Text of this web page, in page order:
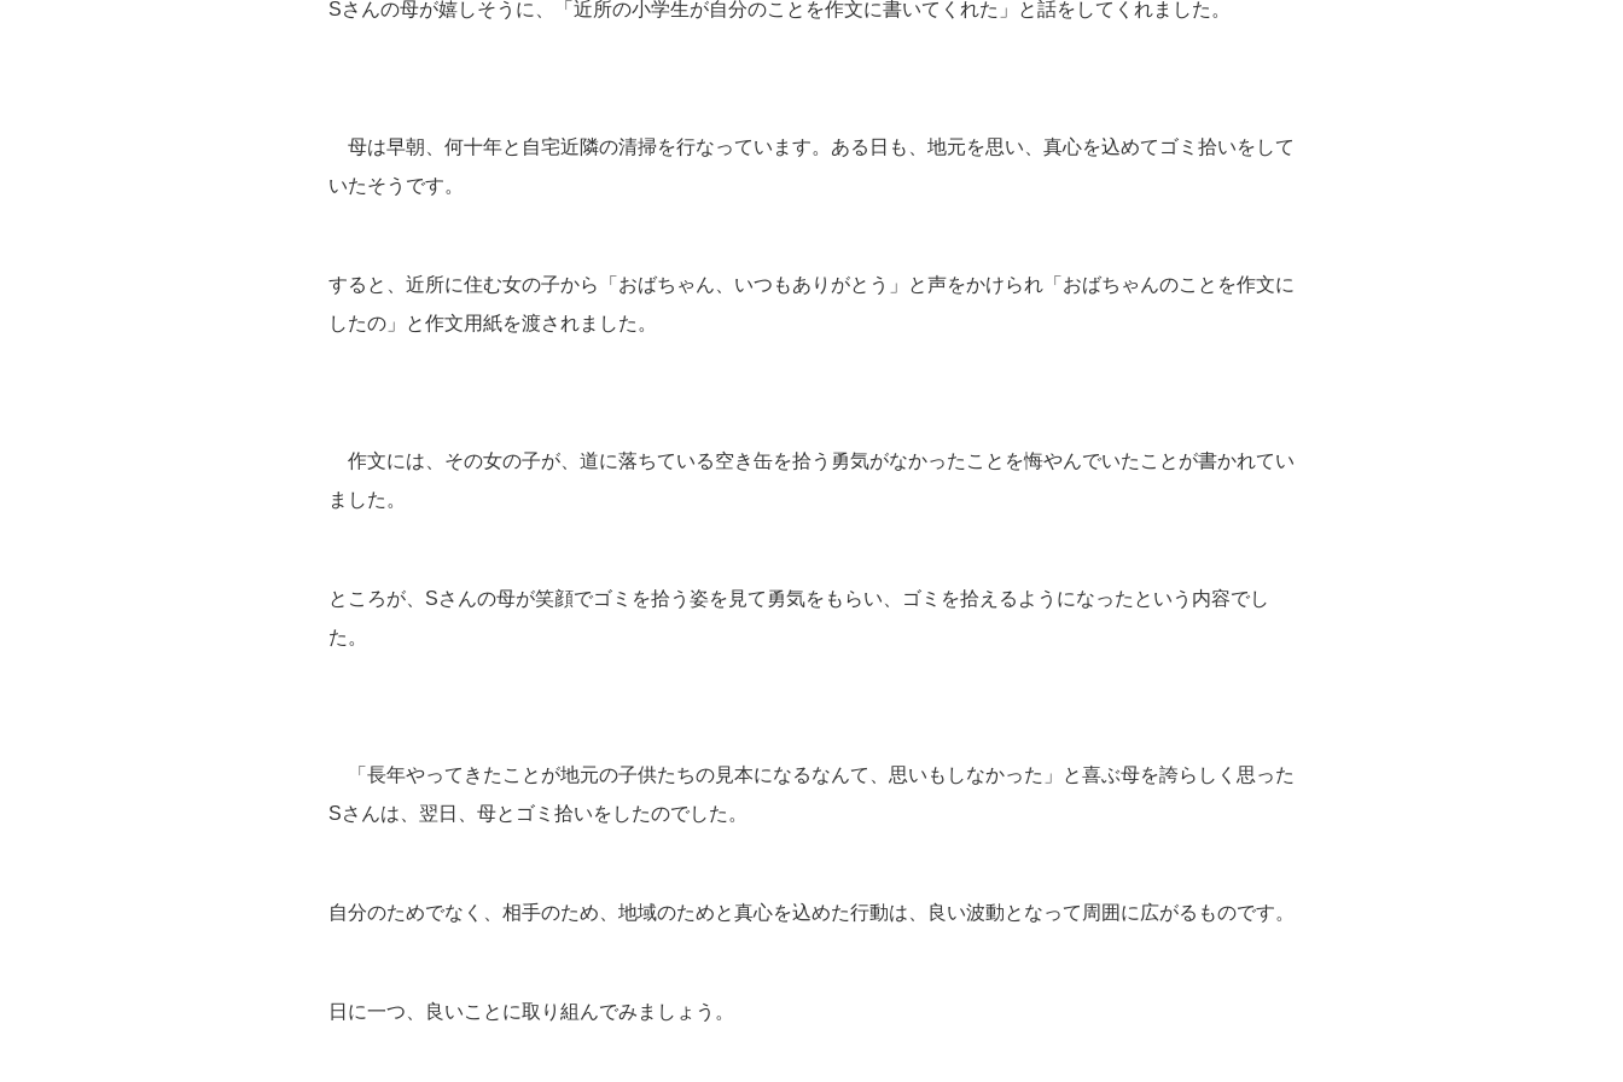
Sさんの母が嬉しそうに、「近所の小学生が自分のことを作文に書いてくれた」と話をしてくれました。
母は早朝、何十年と自宅近隣の清掃を行なっています。ある日も、地元を思い、真心を込めてゴミ拾いをして
いたそうです。
すると、近所に住む女の子から「おばちゃん、いつもありがとう」と声をかけられ「おばちゃんのことを作文に
したの」と作文用紙を渡されました。
作文には、その女の子が、道に落ちている空き缶を拾う勇気がなかったことを悔やんでいたことが書かれてい
ました。
ところが、Sさんの母が笑顔でゴミを拾う姿を見て勇気をもらい、ゴミを拾えるようになったという内容でし
た。
「長年やってきたことが地元の子供たちの見本になるなんて、思いもしなかった」と喜ぶ母を誇らしく思った
Sさんは、翌日、母とゴミ拾いをしたのでした。
自分のためでなく、相手のため、地域のためと真心を込めた行動は、良い波動となって周囲に広がるものです。
日に一つ、良いことに取り組んでみましょう。